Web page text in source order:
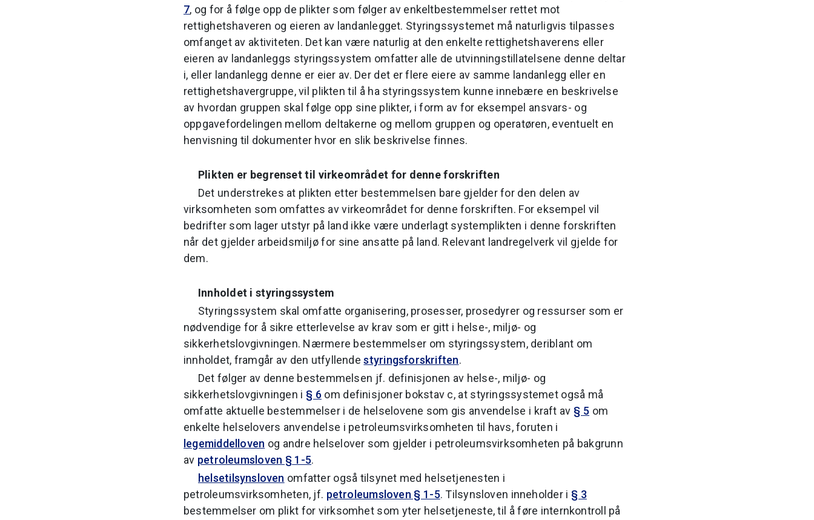
7, og for å følge opp de plikter som følger av enkeltbestemmelser rettet mot
rettighetshaveren og eieren av landanlegget. Styringssystemet må naturligvis tilpasses
omfanget av aktiviteten. Det kan være naturlig at den enkelte rettighetshaverens eller
eieren av landanleggs styringssystem omfatter alle de utvinningstillatelsene denne deltar
i, eller landanlegg denne er eier av. Der det er flere eiere av samme landanlegg eller en
rettighetshavergruppe, vil plikten til å ha styringssystem kunne innebære en beskrivelse
av hvordan gruppen skal følge opp sine plikter, i form av for eksempel ansvars- og
oppgavefordelingen mellom deltakerne og mellom gruppen og operatøren, eventuelt en
henvisning til dokumenter hvor en slik beskrivelse finnes.
Plikten er begrenset til virkeområdet for denne forskriften
Det understrekes at plikten etter bestemmelsen bare gjelder for den delen av
virksomheten som omfattes av virkeområdet for denne forskriften. For eksempel vil
bedrifter som lager utstyr på land ikke være underlagt systemplikten i denne forskriften
når det gjelder arbeidsmiljø for sine ansatte på land. Relevant landregelverk vil gjelde for
dem.
Innholdet i styringssystem
Styringssystem skal omfatte organisering, prosesser, prosedyrer og ressurser som er
nødvendige for å sikre etterlevelse av krav som er gitt i helse-, miljø- og
sikkerhetslovgivningen. Nærmere bestemmelser om styringssystem, deriblant om
innholdet, framgår av den utfyllendestyringsforskriften.
Det følger av denne bestemmelsen jf. definisjonen av helse-, miljø- og
sikkerhetslovgivningen i § 6om definisjoner bokstav c, at styringssystemet også må
omfatte aktuelle bestemmelser i de helselovene som gis anvendelse i kraft av § 5 om
enkelte helselovers anvendelse i petroleumsvirksomheten til havs, foruten i
legemiddelloven og andre helselover som gjelder i petroleumsvirksomheten på bakgrunn
av petroleumsloven § 1-5.
helsetilsynsloven omfatter også tilsynet med helsetjenesten i
petroleumsvirksomheten, jf. petroleumsloven § 1-5. Tilsynsloven inneholder i § 3
bestemmelser om plikt for virksomhet som yter helsetjeneste, til å føre internkontroll på